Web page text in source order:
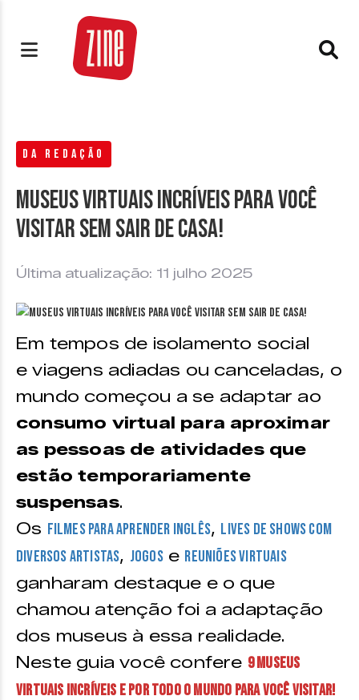
DA REDAÇÃO
Museus virtuais incríveis para você
visitar sem sair de casa!
Última atualização: 11 julho 2025
Em tempos de isolamento social
e viagens adiadas ou canceladas, o
mundo começou a se adaptar ao
consumo virtual para aproximar
as pessoas de atividades que
estão temporariamente
suspensas.
Os filmes para aprender inglês, lives de shows com
diversos artistas, jogose reuniões virtuais
ganharam destaque e o que
chamou atenção foi a adaptação
dos museus à essa realidade.
Neste guia você confere 9 museus
virtuais incríveis e por todo o mundo para você visitar!